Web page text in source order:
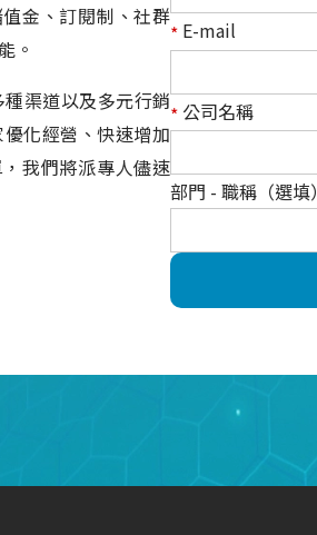
金、訂閱制、社群
。
種渠道以及多元行銷
化經營、快速增加
我們將派專人儘速
* E-mail
* 公司名稱
部門 - 職稱（選填）